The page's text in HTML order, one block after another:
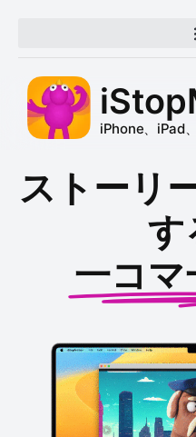
iPhone、iPad
ストーリ
す
一コマ